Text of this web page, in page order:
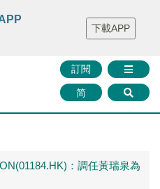
FINMETA 財華證券 媒體矩陣
智庫沙龍
聯絡我們
訂閱
简
下載APP
：調任黃瑞泉為